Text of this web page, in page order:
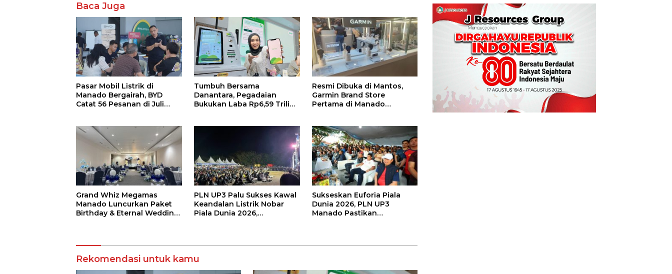
Baca Juga
Pasar Mobil Listrik di
Manado Bergairah, BYD
Catat 56 Pesanan di Juli
Tumbuh Bersama
Danantara, Pegadaian
Bukukan Laba Rp6,59 Triliun
Resmi Dibuka di Mantos,
Garmin Brand Store
Pertama di Manado
Grand Whiz Megamas
Manado Luncurkan Paket
Birthday & Eternal Wedding,
PLN UP3 Palu Sukses Kawal
Keandalan Listrik Nobar
Piala Dunia 2026,
Sukseskan Euforia Piala
Dunia 2026, PLN UP3
Manado Pastikan
Rekomendasi untuk kamu
Piala Wali Kota
Manado